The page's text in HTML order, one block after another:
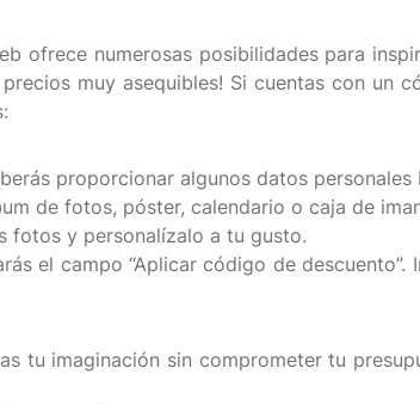
ofrece numerosas posibilidades para
muy asequibles! Si cuentas con un
proporcionar algunos datos personales
de fotos, póster, calendario o caja de
fotos y personalízalo a tu gusto.
el campo “Aplicar código de
tu imaginación sin comprometer tu